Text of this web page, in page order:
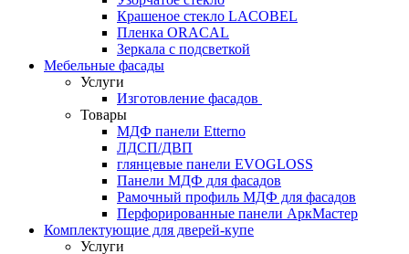
Крашеное стекло LACOBEL
Пленка ORACAL
Зеркала с подсветкой
Мебельные фасады
Услуги
Изготовление фасадов
Товары
МДФ панели Etterno
ЛДСП/ДВП
глянцевые панели EVOGLOSS
Панели МДФ для фасадов
Рамочный профиль МДФ для фасадов
Перфорированные панели АркМастер
Комплектующие для дверей-купе
Услуги